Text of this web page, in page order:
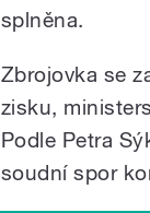
splněna.
Zbrojovka se
zisku,
Podle Petra
soudní spor